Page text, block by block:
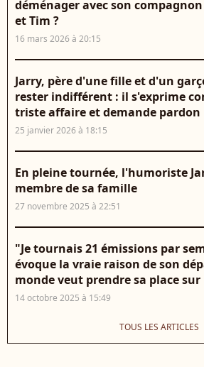
déménager avec son
et Tim ?
16 mars 2026 à 20:15
Jarry, père d'une fille et d'un
rester indifférent : il s'exprime
triste affaire et demande pardon
25 janvier 2026 à 18:15
En pleine tournée, l'humoriste
membre de sa famille
27 novembre 2025 à 22:51
"Je tournais 21 émissions par
évoque la vraie raison de son
monde veut prendre sa place sur
14 octobre 2025 à 15:49
TOUS LES ARTICLES